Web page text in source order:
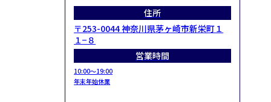
住所
〒253-0044 神奈川県茅ヶ崎市新栄町１
１−８
営業時間
10:00～19:00
年末年始休業